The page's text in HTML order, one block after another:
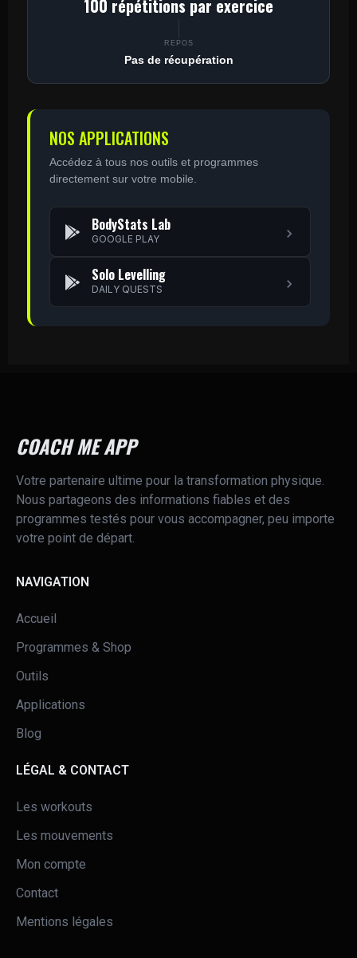
100 répétitions par exercice
REPOS
Pas de récupération
NOS APPLICATIONS
Accédez à tous nos outils et programmes
directement sur votre mobile.
BodyStats Lab
GOOGLE PLAY
Solo Levelling
DAILY QUESTS
COACH ME APP
Votre partenaire ultime pour la transformation physique.
Nous partageons des informations fiables et des
programmes testés pour vous accompagner, peu importe
votre point de départ.
NAVIGATION
Accueil
Programmes & Shop
Outils
Applications
Blog
LÉGAL & CONTACT
Les workouts
Les mouvements
Mon compte
Contact
Mentions légales